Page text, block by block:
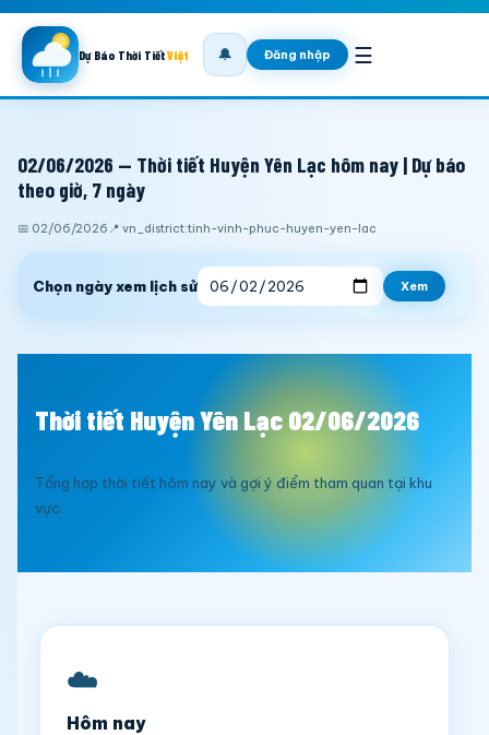
Dự Báo Thời TiếtViệt 🔔 Đăng nhập ☰
02/06/2026 — Thời tiết Huyện Yên Lạc hôm nay | Dự báo
theo giờ, 7 ngày
📅 02/06/2026 📍 vn_district:tinh-vinh-phuc-huyen-yen-lac
Chọn ngày xem lịch sử Xem
Thời tiết Huyện Yên Lạc 02/06/2026
Tổng hợp thời tiết hôm nay và gợi ý điểm tham quan tại khu
vực.
☁️
Hôm nay